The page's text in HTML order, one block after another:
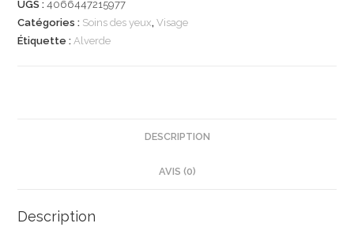
ml
et
UGS :4066447215977
Catégories : Soins des yeux,Visage
Étiquette :Alverde
DESCRIPTION
AVIS (0)
Description